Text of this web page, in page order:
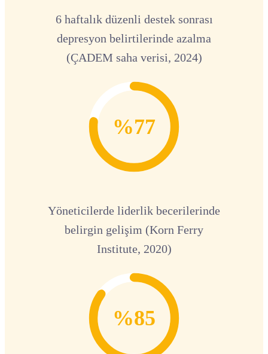
6 haftalık düzenli destek sonrası
depresyon belirtilerinde azalma
(ÇADEM saha verisi, 2024)
%77
Yöneticilerde liderlik becerilerinde
belirgin gelişim (Korn Ferry
Institute, 2020)
%85